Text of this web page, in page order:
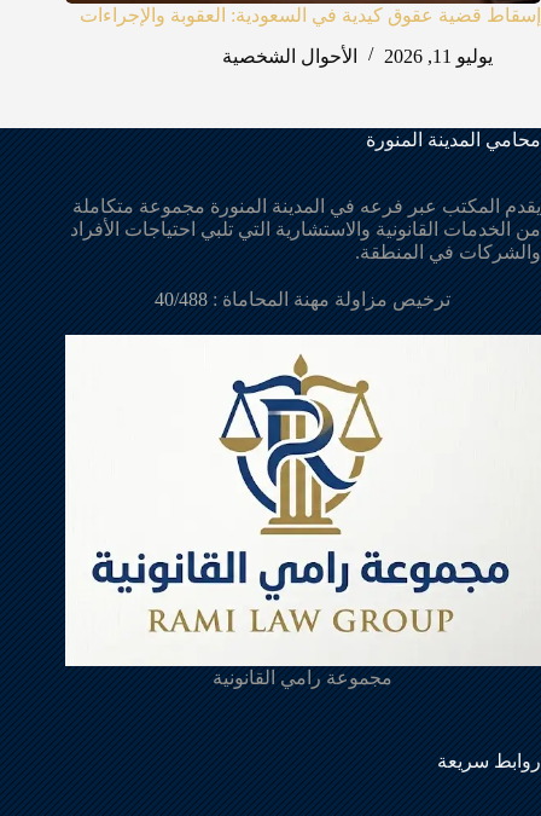
إسقاط قضية عقوق كيدية في السعودية: العقوبة والإجراءات
يوليو 11, 2026
الأحوال الشخصية
محامي المدينة المنورة
يقدم المكتب عبر فرعه في المدينة المنورة مجموعة متكاملة
من الخدمات القانونية والاستشارية التي تلبي احتياجات الأفراد
والشركات في المنطقة.
ترخيص مزاولة مهنة المحاماة :40/488
مجموعة رامي القانونية
روابط سريعة